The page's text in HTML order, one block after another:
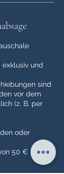
und
sind
vor dem
(z. B. per
oder
50 €